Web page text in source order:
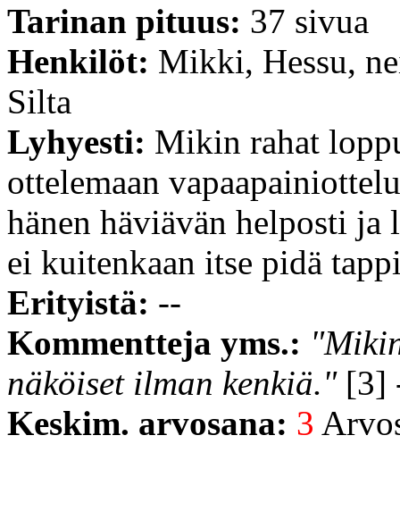
Tarinan pituus: 37 sivua
Henkilöt: Mikki, Hessu,
Silta
Lyhyesti: Mikin rahat
ottelemaan
hänen häviävän helposti
ei kuitenkaan itse pidä
Erityistä: --
Kommentteja yms.:
näköiset ilman kenkiä."[3]
Keskim. arvosana: 3